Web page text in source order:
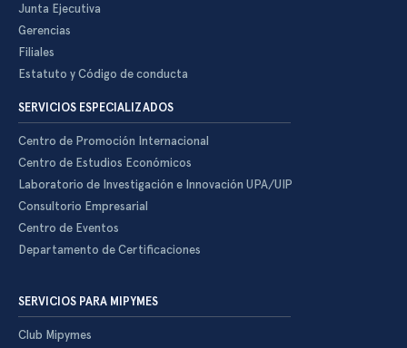
Junta Ejecutiva
Gerencias
Filiales
Estatuto y Código de conducta
SERVICIOS ESPECIALIZADOS
Centro de Promoción Internacional
Centro de Estudios Económicos
Laboratorio de Investigación e Innovación UPA/UIP
Consultorio Empresarial
Centro de Eventos
Departamento de Certificaciones
SERVICIOS PARA MIPYMES
Club Mipymes